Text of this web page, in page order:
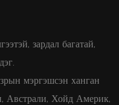
зардал багатай,
мэргэшсэн ханган
Австрали, Хойд Америк,